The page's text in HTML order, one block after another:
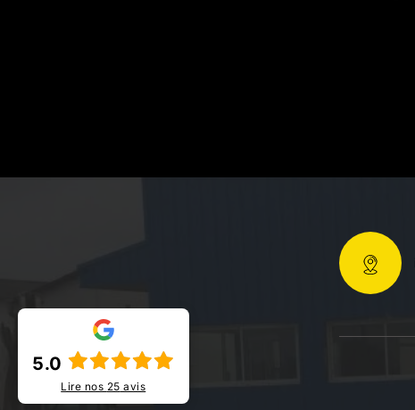
5.0
Lire nos 25 avis